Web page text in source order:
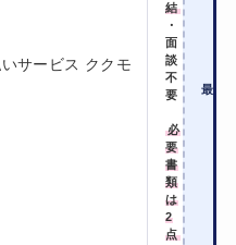
結
・
面
談
不
要
必
要
書
類
は
2
点
最短